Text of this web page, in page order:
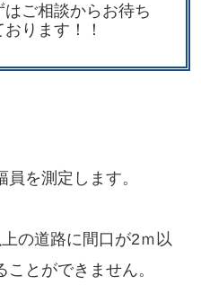
はご相談からお待ち
おります！！
を測定します。
の道路に間口が2ｍ以
ことができません。